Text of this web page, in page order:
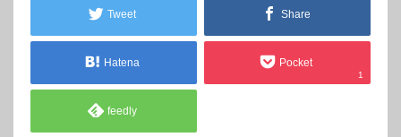
Tweet Share
Hatena Pocket
1
feedly